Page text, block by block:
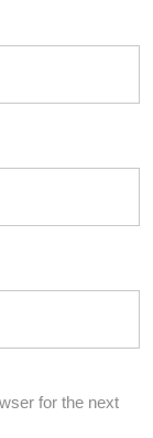
for the next